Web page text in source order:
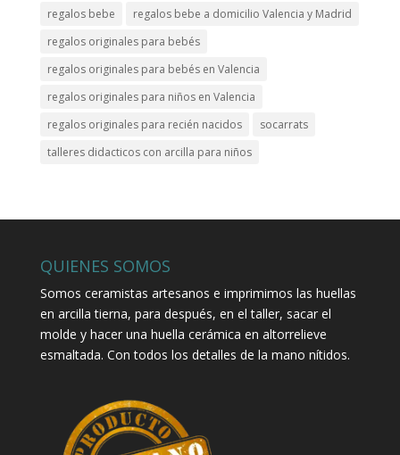
regalos bebe
regalos bebe a domicilio Valencia y Madrid
regalos originales para bebés
regalos originales para bebés en Valencia
regalos originales para niños en Valencia
regalos originales para recién nacidos
socarrats
talleres didacticos con arcilla para niños
QUIENES SOMOS
Somos ceramistas artesanos e imprimimos las huellas
en arcilla tierna, para después, en el taller, sacar el
molde y hacer una huella cerámica en altorrelieve
esmaltada. Con todos los detalles de la mano nítidos.